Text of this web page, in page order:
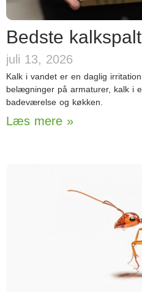
Bedste
juli 13, 2026
Kalk i vandet er en daglig
belægninger på armaturer, kalk i
badeværelse og køkken.
Læs mere »